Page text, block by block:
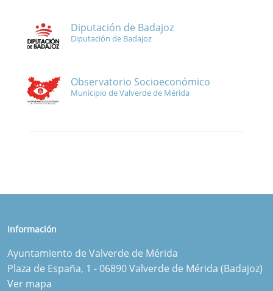
Diputación de Badajoz
Diputación de Badajoz
Observatorio Socioeconómico
Municipio de Valverde de Mérida
Información
Ayuntamiento de Valverde de Mérida
Plaza de España, 1 - 06890 Valverde de Mérida (Badajoz)
Ver mapa